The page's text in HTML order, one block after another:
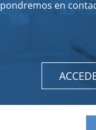
pondremos en